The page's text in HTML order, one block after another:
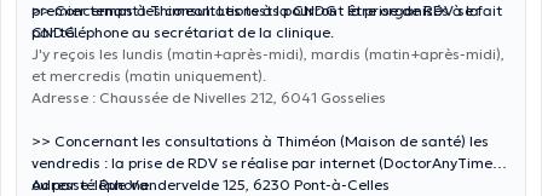
premier temps à Thimeon. Les tests pourront être organisés à la
CNDG.
>> Concernant les consultations à la CNDG : la prise de RDV se fait
par téléphone au secrétariat de la clinique.
J'y reçois les lundis (matin+après-midi), mardis (matin+après-midi),
et mercredis (matin uniquement).
Adresse : Chaussée de Nivelles 212, 6041 Gosselies
>> Concernant les consultations à Thiméon (Maison de santé) les
vendredis : la prise de RDV se réalise par internet (DoctorAnyTime)
ou par téléphone.
Adresse : Rue Vandervelde 125, 6230 Pont-à-Celles